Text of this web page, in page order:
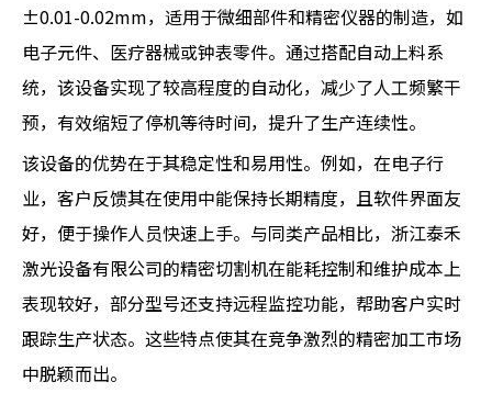
±0.01-0.02mm，适用于微细部件和精密仪器的制造，如
电子元件、医疗器械或钟表零件。通过搭配自动上料系
统，该设备实现了较高程度的自动化，减少了人工频繁干
预，有效缩短了停机等待时间，提升了生产连续性。
该设备的优势在于其稳定性和易用性。例如，在电子行
业，客户反馈其在使用中能保持长期精度，且软件界面友
好，便于操作人员快速上手。与同类产品相比，浙江泰禾
激光设备有限公司的精密切割机在能耗控制和维护成本上
表现较好，部分型号还支持远程监控功能，帮助客户实时
跟踪生产状态。这些特点使其在竞争激烈的精密加工市场
中脱颖而出。